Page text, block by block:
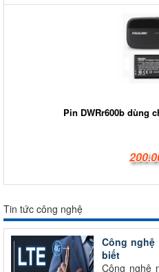
Pin DWRr600b dùng
Tin tức công nghệ
Công
biết
Công nghệ